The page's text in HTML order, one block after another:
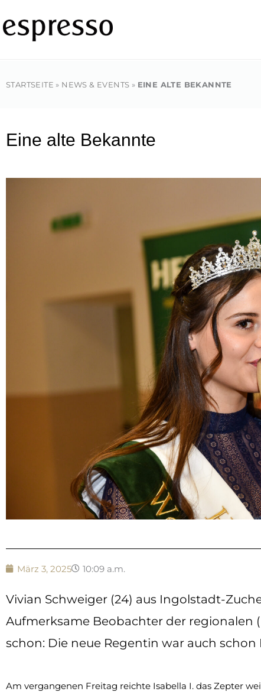
Inhalt
springen
STARTSEITE » NEWS & EVENTS » EINE ALTE BEKANNTE
Eine alte Bekannte
März 3, 2025 10:09 a.m.
Vivian Schweiger (24) aus Ingolstadt-
Aufmerksame Beobachter der regionalen
schon: Die neue Regentin war auch
Am vergangenen Freitag reichte Isabella I. das Zepter